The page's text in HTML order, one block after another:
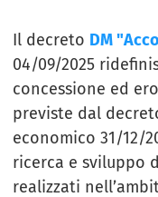
Il decreto DM
04/09/2025
concessione ed
previste dal
economico 31/12/
ricerca e sviluppo
realizzati